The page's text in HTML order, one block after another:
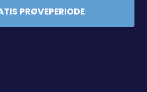
PRØVEPERIODE